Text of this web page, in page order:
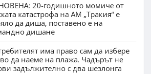
20-годишното момиче от
катастрофа на АМ „Тракия“ е
да диша, поставено е на
дишане
има право сам да избере
да наеме на плажа. Чадърът не
задължително с два шезлонга